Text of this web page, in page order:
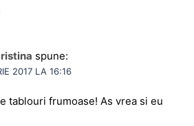
spune:
2017 LA 16:16
tablouri frumoase! As vrea si eu